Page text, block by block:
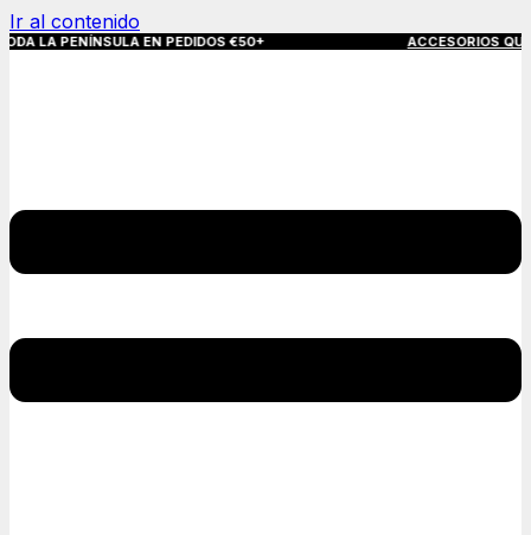
Ir al contenido
EN PEDIDOS €50+ ACCESORIOS QUE MARCAN LA